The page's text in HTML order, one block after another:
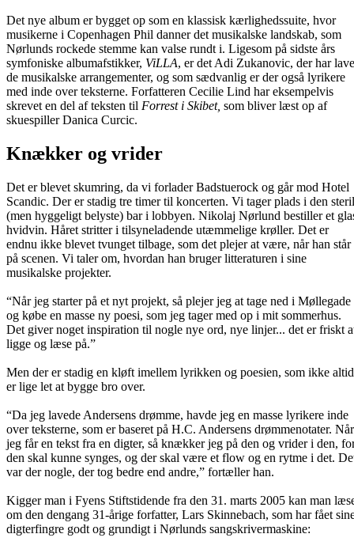
Det nye album er bygget op som en klassisk kærlighedssuite, hvor
musikerne i Copenhagen Phil danner det musikalske landskab, som
Nørlunds rockede stemme kan valse rundt i. Ligesom på sidste års
symfoniske albumafstikker, ViLLA, er det Adi Zukanovic, der har
de musikalske arrangementer, og som sædvanlig er der også lyrikere
med inde over teksterne. Forfatteren Cecilie Lind har eksempelvis
skrevet en del af teksten til Forrest i Skibet, som bliver læst op af
skuespiller Danica Curcic.
Knækker og vrider
Det er blevet skumring, da vi forlader Badstuerock og går mod Hotel
Scandic. Der er stadig tre timer til koncerten. Vi tager plads i den
(men hyggeligt belyste) bar i lobbyen. Nikolaj Nørlund bestiller et
hvidvin. Håret stritter i tilsyneladende utæmmelige krøller. Det er
endnu ikke blevet tvunget tilbage, som det plejer at være, når han står
på scenen. Vi taler om, hvordan han bruger litteraturen i sine
musikalske projekter.
“Når jeg starter på et nyt projekt, så plejer jeg at tage ned i Møllegade
og købe en masse ny poesi, som jeg tager med op i mit sommerhus.
Det giver noget inspiration til nogle nye ord, nye linjer... det er friskt
ligge og læse på.”
Men der er stadig en kløft imellem lyrikken og poesien, som ikke altid
er lige let at bygge bro over.
“Da jeg lavede Andersens drømme, havde jeg en masse lyrikere inde
over teksterne, som er baseret på H.C. Andersens drømmenotater. Når
jeg får en tekst fra en digter, så knækker jeg på den og vrider i den,
den skal kunne synges, og der skal være et flow og en rytme i det.
var der nogle, der tog bedre end andre,” fortæller han.
Kigger man i Fyens Stiftstidende fra den 31. marts 2005 kan man
om den dengang 31-årige forfatter, Lars Skinnebach, som har fået
digterfingre godt og grundigt i Nørlunds sangskrivermaskine: